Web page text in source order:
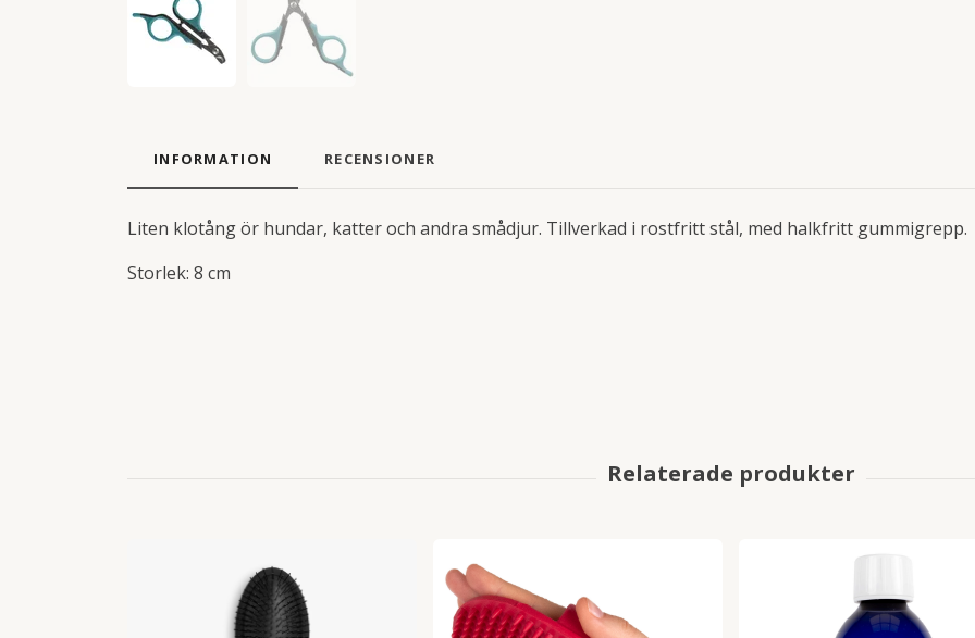
INFORMATION RECENSIONER
Liten klotång ör hundar, katter och andra smådjur. Tillverkad i rostfritt stål, med halkfritt gummigrepp.
Storlek: 8 cm